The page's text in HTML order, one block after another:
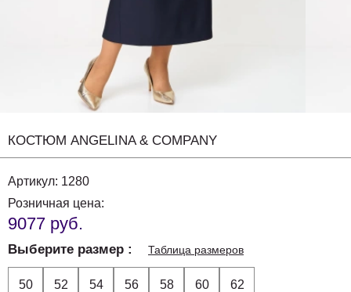
КОСТЮМ ANGELINA & COMPANY
Артикул: 1280
Розничная цена:
9077 руб.
Выберите размер Таблица размеров
50 52 54 56 58 60 62